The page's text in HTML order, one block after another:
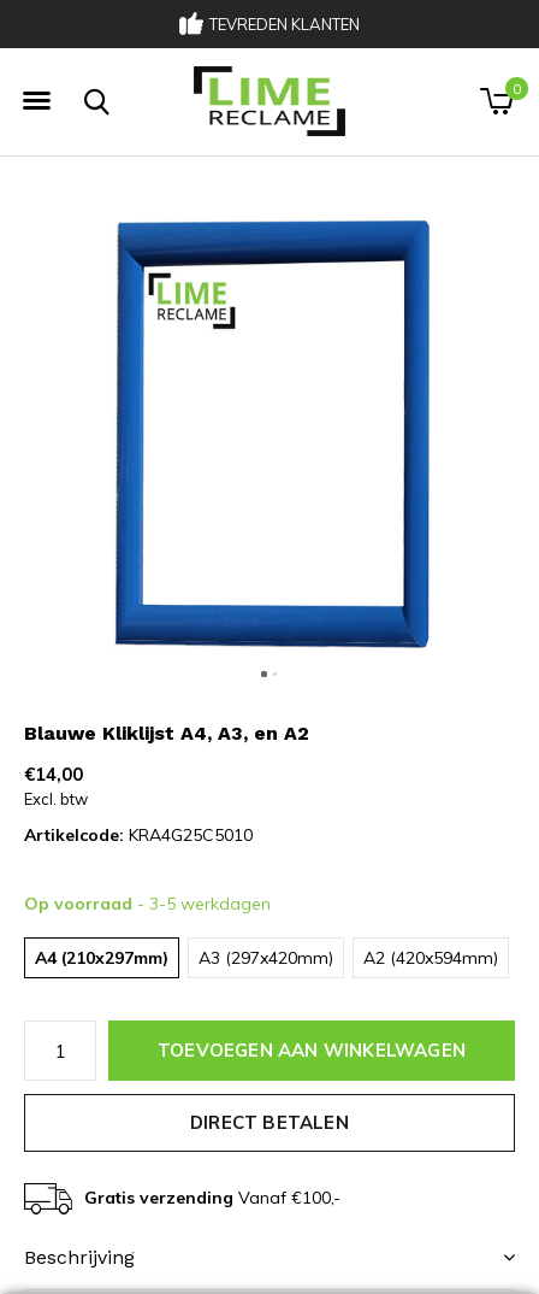
TEVREDEN KLANTEN
033 303 00 02
0
Blauwe Kliklijst A4, A3, en A2
€14,00
Excl. btw
Artikelcode: KRA4G25C5010
Op voorraad - 3-5 werkdagen
A4 (210x297mm) A3 (297x420mm) A2 (420x594mm)
TOEVOEGEN AAN WINKELWAGEN
DIRECT BETALEN
Gratis verzending Vanaf €100,-
Beschrijving